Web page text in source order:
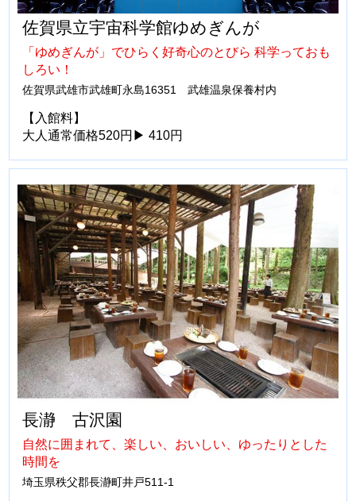
佐賀県立宇宙科学館ゆめぎんが
「ゆめぎんが」でひらく好奇心のとびら 科学っておも
しろい！
佐賀県武雄市武雄町永島16351 武雄温泉保養村内
【入館料】
大人通常価格520円▶ 410円
長瀞 古沢園
自然に囲まれて、楽しい、おいしい、ゆったりとした
時間を
埼玉県秩父郡長瀞町井戸511-1